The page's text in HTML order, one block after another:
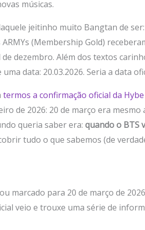
músicas.
jeitinho muito Bangtan de
(Membership Gold)
dezembro. Além dos textos
data: 20.03.2026. Seria a data
termos a confirmação oficial da Hybe
de 2026: 20 de março era
queria saber era: quando o BTS
tudo o que sabemos (de
marcado para 20 de março de
veio e trouxe uma série de